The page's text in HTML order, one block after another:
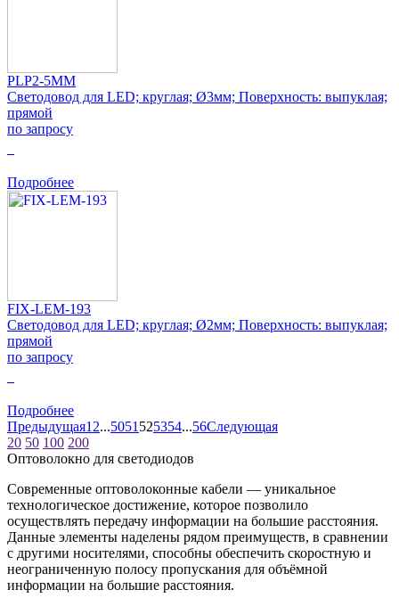
PLP2-5MM
Светодовод для LED; круглая; Ø3мм; Поверхность: выпуклая;
прямой
по запросу
Подробнее
FIX-LEM-193
Светодовод для LED; круглая; Ø2мм; Поверхность: выпуклая;
прямой
по запросу
Подробнее
Предыдущая1 2...5051 525354...56Следующая
20 50 100 200
Оптоволокно для светодиодов
Современные оптоволоконные кабели — уникальное
технологическое достижение, которое позволило
осуществлять передачу информации на большие расстояния.
Данные элементы наделены рядом преимуществ, в сравнении
с другими носителями, способны обеспечить скоростную и
неограниченную полосу пропускания для объёмной
информации на большие расстояния.